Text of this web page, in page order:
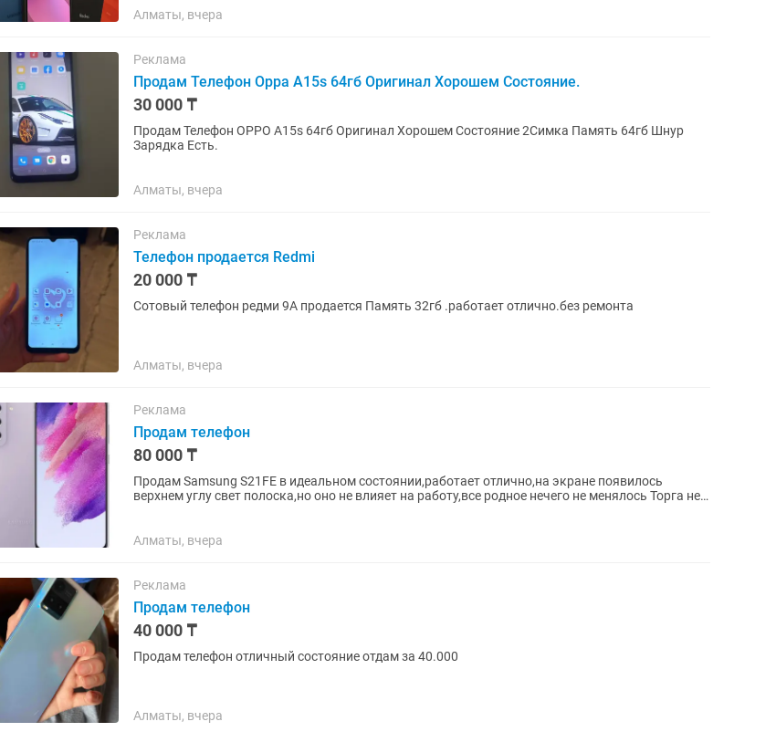
Алматы, вчера
Реклама
Продам Телефон Орра А15s 64гб Оригинал Хорошем Состояние.
30 000 ₸
Продам Телефон OPPO A15s 64гб Оригинал Хорошем Состояние 2Симка Память 64гб Шнур
Зарядка Есть.
Алматы, вчера
Реклама
Телефон продается Redmi
20 000 ₸
Сотовый телефон редми 9А продается Память 32гб .работает отлично.без ремонта
Алматы, вчера
Реклама
Продам телефон
80 000 ₸
Продам Samsung S21FE в идеальном состоянии,работает отлично,на экране появилось
верхнем углу свет полоска,но оно не влияет на работу,все родное нечего не менялось Торга нет.
Алматы, вчера
Реклама
Продам телефон
40 000 ₸
Продам телефон отличный состояние отдам за 40.000
Алматы, вчера